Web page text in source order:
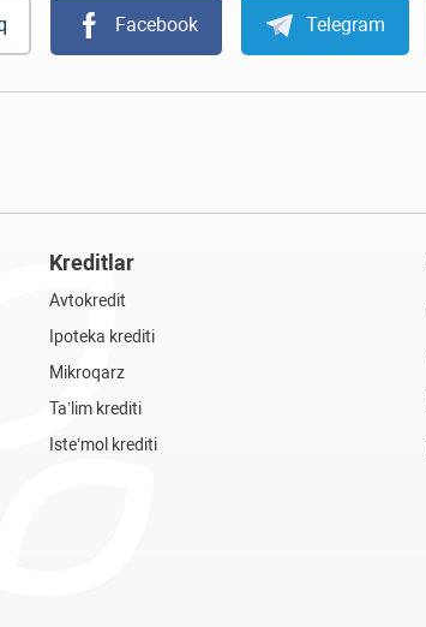
Facebook Telegram
Kreditlar
Avtokredit
Ipoteka krediti
Mikroqarz
Ta’lim krediti
Iste’mol krediti